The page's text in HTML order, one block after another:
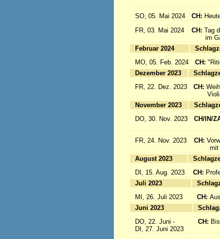
SO, 05. Mai 2024
CH:
FR, 03. Mai 2024
CH: Tag
im
Februar 2024
MO, 05. Feb. 2024
CH:
Dezember 2023
FR, 22. Dez. 2023
CH:
November 2023
DO, 30. Nov. 2023
CH/IN/
FR, 24. Nov. 2023
CH:
mit
August 2023
DI, 15. Aug. 2023
CH:
Juli 2023
MI, 26. Juli 2023
CH:
Juni 2023
DO, 22. Juni -
DI, 27. Juni 2023
CH: